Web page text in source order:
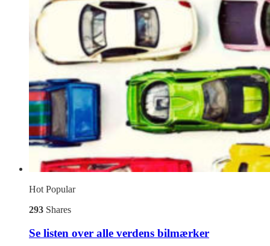
Hot Popular
293 Shares
Se listen over alle verdens bilmærker